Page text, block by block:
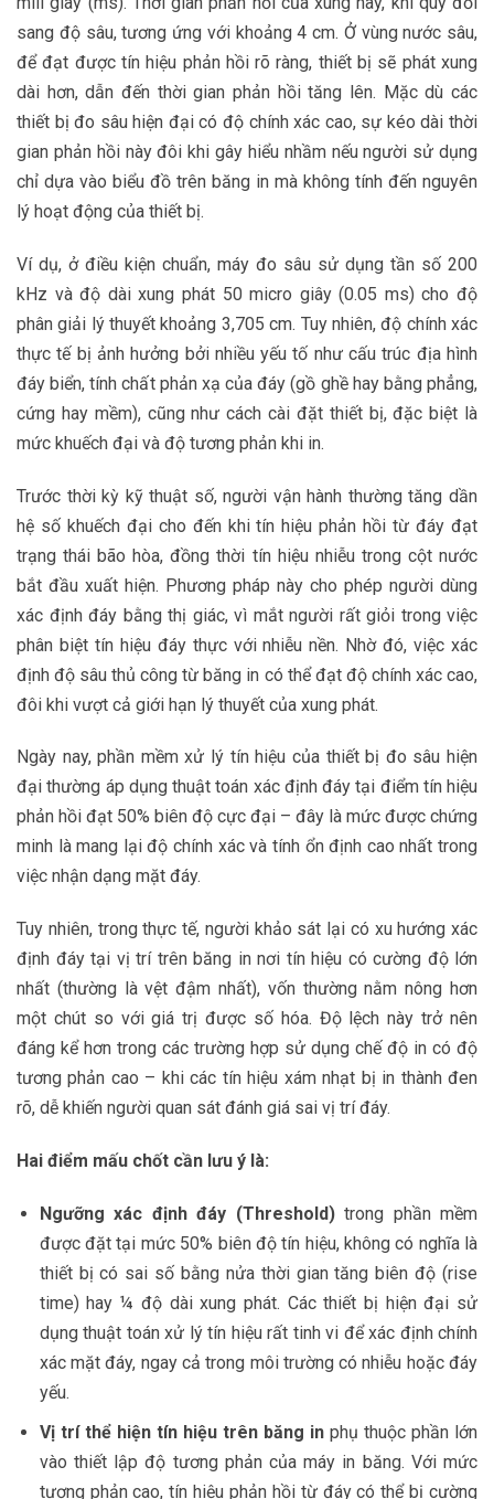
sang độ sâu, tương ứng với khoảng 4 cm. Ở vùng nước sâu,
để đạt được tín hiệu phản hồi rõ ràng, thiết bị sẽ phát xung
dài hơn, dẫn đến thời gian phản hồi tăng lên. Mặc dù các
thiết bị đo sâu hiện đại có độ chính xác cao, sự kéo dài thời
gian phản hồi này đôi khi gây hiểu nhầm nếu người sử dụng
chỉ dựa vào biểu đồ trên băng in mà không tính đến nguyên
lý hoạt động của thiết bị.
Ví dụ, ở điều kiện chuẩn, máy đo sâu sử dụng tần số 200
kHz và độ dài xung phát 50 micro giây (0.05 ms) cho độ
phân giải lý thuyết khoảng 3,705 cm. Tuy nhiên, độ chính xác
thực tế bị ảnh hưởng bởi nhiều yếu tố như cấu trúc địa hình
đáy biển, tính chất phản xạ của đáy (gồ ghề hay bằng phẳng,
cứng hay mềm), cũng như cách cài đặt thiết bị, đặc biệt là
mức khuếch đại và độ tương phản khi in.
Trước thời kỳ kỹ thuật số, người vận hành thường tăng dần
hệ số khuếch đại cho đến khi tín hiệu phản hồi từ đáy đạt
trạng thái bão hòa, đồng thời tín hiệu nhiễu trong cột nước
bắt đầu xuất hiện. Phương pháp này cho phép người dùng
xác định đáy bằng thị giác, vì mắt người rất giỏi trong việc
phân biệt tín hiệu đáy thực với nhiễu nền. Nhờ đó, việc xác
định độ sâu thủ công từ băng in có thể đạt độ chính xác cao,
đôi khi vượt cả giới hạn lý thuyết của xung phát.
Ngày nay, phần mềm xử lý tín hiệu của thiết bị đo sâu hiện
đại thường áp dụng thuật toán xác định đáy tại điểm tín hiệu
phản hồi đạt 50% biên độ cực đại – đây là mức được chứng
minh là mang lại độ chính xác và tính ổn định cao nhất trong
việc nhận dạng mặt đáy.
Tuy nhiên, trong thực tế, người khảo sát lại có xu hướng xác
định đáy tại vị trí trên băng in nơi tín hiệu có cường độ lớn
nhất (thường là vệt đậm nhất), vốn thường nằm nông hơn
một chút so với giá trị được số hóa. Độ lệch này trở nên
đáng kể hơn trong các trường hợp sử dụng chế độ in có độ
tương phản cao – khi các tín hiệu xám nhạt bị in thành đen
rõ, dễ khiến người quan sát đánh giá sai vị trí đáy.
Hai điểm mấu chốt cần lưu ý là:
Ngưỡng xác định đáy (Threshold)trong phần mềm
được đặt tại mức 50% biên độ tín hiệu, không có nghĩa là
thiết bị có sai số bằng nửa thời gian tăng biên độ (rise
time) hay ¼ độ dài xung phát. Các thiết bị hiện đại sử
dụng thuật toán xử lý tín hiệu rất tinh vi để xác định chính
xác mặt đáy, ngay cả trong môi trường có nhiễu hoặc đáy
yếu.
Vị trí thể hiện tín hiệu trên băng inphụ thuộc phần lớn
vào thiết lập độ tương phản của máy in băng. Với mức
tương phản cao, tín hiệu phản hồi từ đáy có thể bị cường